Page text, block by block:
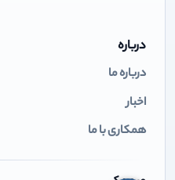
درباره
درباره ما
اخبار
همکاری با ما